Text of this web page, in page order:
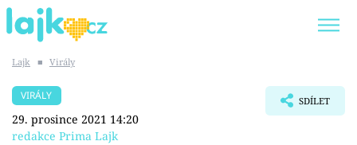
SHOPAHOLICADEL
Lajk ■ Virály
VIRÁLY
29. prosince 2021 14:20
redakce Prima Lajk
SDÍLET